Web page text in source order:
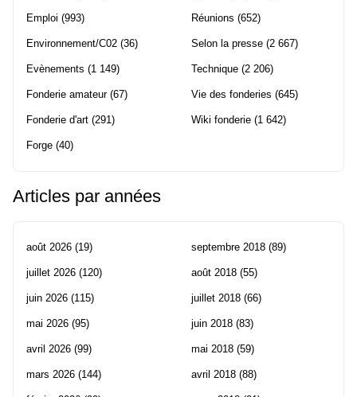
Emploi (993)
Environnement/C02 (36)
Evènements (1 149)
Fonderie amateur(67)
Fonderie d'art (291)
Forge (40)
Réunions (652)
Selon la presse (2 667)
Technique (2 206)
Vie des fonderies (645)
Wiki fonderie (1 642)
Articles par années
août 2026 (19)
juillet 2026 (120)
juin 2026 (115)
mai 2026 (95)
avril 2026 (99)
mars 2026 (144)
septembre 2018 (89)
août 2018 (55)
juillet 2018 (66)
juin 2018 (83)
mai 2018 (59)
avril 2018 (88)